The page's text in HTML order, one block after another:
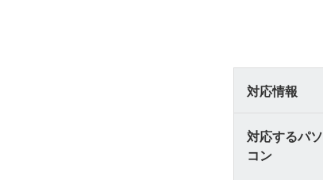
対応情報
対応するパソ
コン